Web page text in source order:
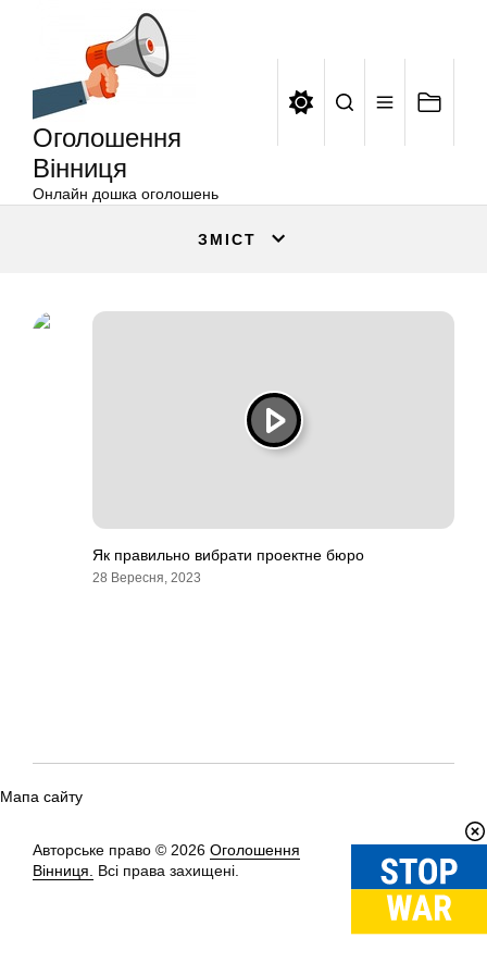
Оголошення
Вінниця
Онлайн дошка оголошень
ЗМІСТ
Як правильно вибрати проектне бюро
28 Вересня, 2023
Мапа сайту
Авторське право © 2026 Оголошення
Вінниця.
Всі права захищені.
Вгору↑